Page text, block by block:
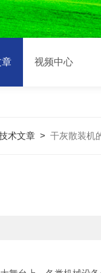
章 视频中心
术文章 >干灰散装机